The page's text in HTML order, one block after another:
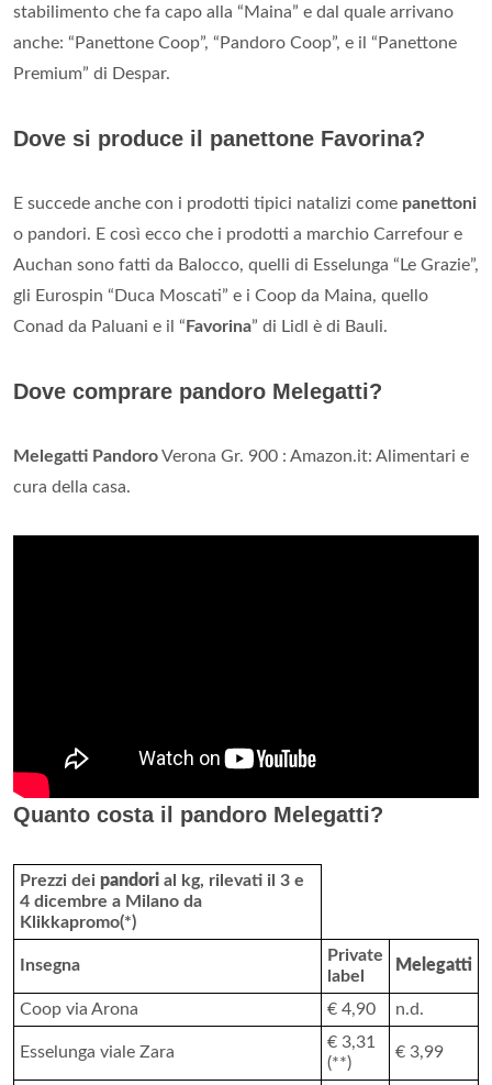
stabilimento che fa capo alla “Maina” e dal quale arrivano
anche: “Panettone Coop”, “Pandoro Coop”, e il “Panettone
Premium” di Despar.
Dove si produce il panettone Favorina?
E succede anche con i prodotti tipici natalizi come panettoni
o pandori. E così ecco che i prodotti a marchio Carrefour e
Auchan sono fatti da Balocco, quelli di Esselunga “Le Grazie”,
gli Eurospin “Duca Moscati” e i Coop da Maina, quello
Conad da Paluani e il “ Favorina” di Lidl è di Bauli.
Dove comprare pandoro Melegatti?
Melegatti PandoroVerona Gr. 900 : Amazon.it: Alimentari e
cura della casa.
Quanto costa il pandoro Melegatti?
Prezzi dei pandori al kg, rilevati il 3 e
4 dicembre a Milano da
Klikkapromo(*)
Insegna
Private
label
Melegatti
Coop via Arona € 4,90 n.d.
Esselunga viale Zara
€ 3,31
(**)
€ 3,99